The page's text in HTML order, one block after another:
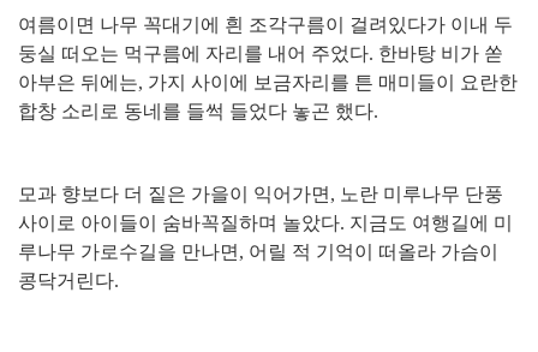
여름이면 나무 꼭대기에 흰 조각구름이 걸려있다가 이내 두
둥실 떠오는 먹구름에 자리를 내어 주었다. 한바탕 비가 쏟
아부은 뒤에는, 가지 사이에 보금자리를 튼 매미들이 요란한
합창 소리로 동네를 들썩 들었다 놓곤 했다.
모과 향보다 더 짙은 가을이 익어가면 , 노란 미루나무 단풍
사이로 아이들이 숨바꼭질하며 놀았다. 지금도 여행길에 미
루나무 가로수길을 만나면 , 어릴 적 기억이 떠올라 가슴이
콩닥거린다.